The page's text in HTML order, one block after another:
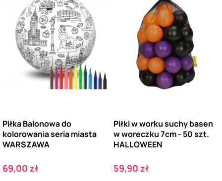
Piłka Balonowa do
kolorowania seria miasta
WARSZAWA
Cena
69,00 zł
Piłki w worku suchy basen
w woreczku 7cm - 50 szt.
HALLOWEEN
Cena
59,90 zł